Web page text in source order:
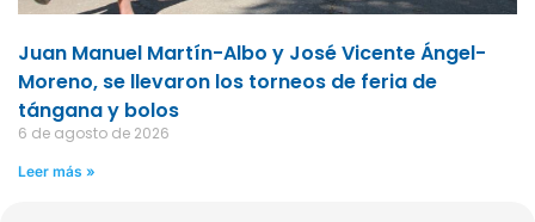
Juan Manuel Martín-Albo y José Vicente Ángel-
Moreno, se llevaron los torneos de feria de
tángana y bolos
6 de agosto de 2026
Leer más »